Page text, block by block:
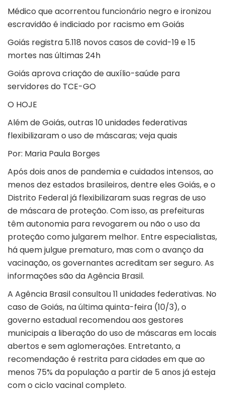
Médico que acorrentou funcionário negro e ironizou
escravidão é indiciado por racismo em Goiás
Goiás registra 5.118 novos casos de covid-19 e 15
mortes nas últimas 24h
Goiás aprova criação de auxílio-saúde para
servidores do TCE-GO
O HOJE
Além de Goiás, outras 10 unidades federativas
flexibilizaram o uso de máscaras; veja quais
Por: Maria Paula Borges
Após dois anos de pandemia e cuidados intensos, ao
menos dez estados brasileiros, dentre eles Goiás, e o
Distrito Federal já flexibilizaram suas regras de uso
de máscara de proteção. Com isso, as prefeituras
têm autonomia para revogarem ou não o uso da
proteção como julgarem melhor. Entre especialistas,
há quem julgue prematuro, mas com o avanço da
vacinação, os governantes acreditam ser seguro. As
informações são da Agência Brasil.
A Agência Brasil consultou 11 unidades federativas. No
caso de Goiás, na última quinta-feira (10/3), o
governo estadual recomendou aos gestores
municipais a liberação do uso de máscaras em locais
abertos e sem aglomerações. Entretanto, a
recomendação é restrita para cidades em que ao
menos 75% da população a partir de 5 anos já esteja
com o ciclo vacinal completo.